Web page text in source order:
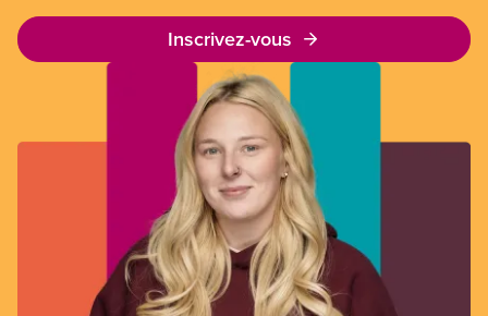
Inscrivez-vous